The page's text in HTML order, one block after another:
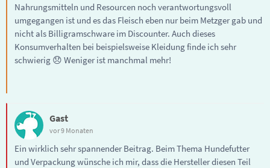
Nahrungsmitteln und Resourcen noch verantwortungsvoll
umgegangen ist und es das Fleisch eben nur beim Metzger gab und
nicht als Billigramschware im Discounter. Auch dieses
Konsumverhalten bei beispielsweise Kleidung finde ich sehr
schwierig 😞 Weniger ist manchmal mehr!
Gast
vor 9 Monaten
Ein wirklich sehr spannender Beitrag. Beim Thema Hundefutter
und Verpackung wünsche ich mir, dass die Hersteller diesen Teil